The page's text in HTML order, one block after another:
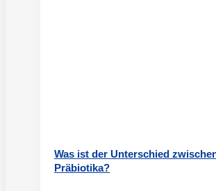
Was ist der Unterschied
Präbiotika?